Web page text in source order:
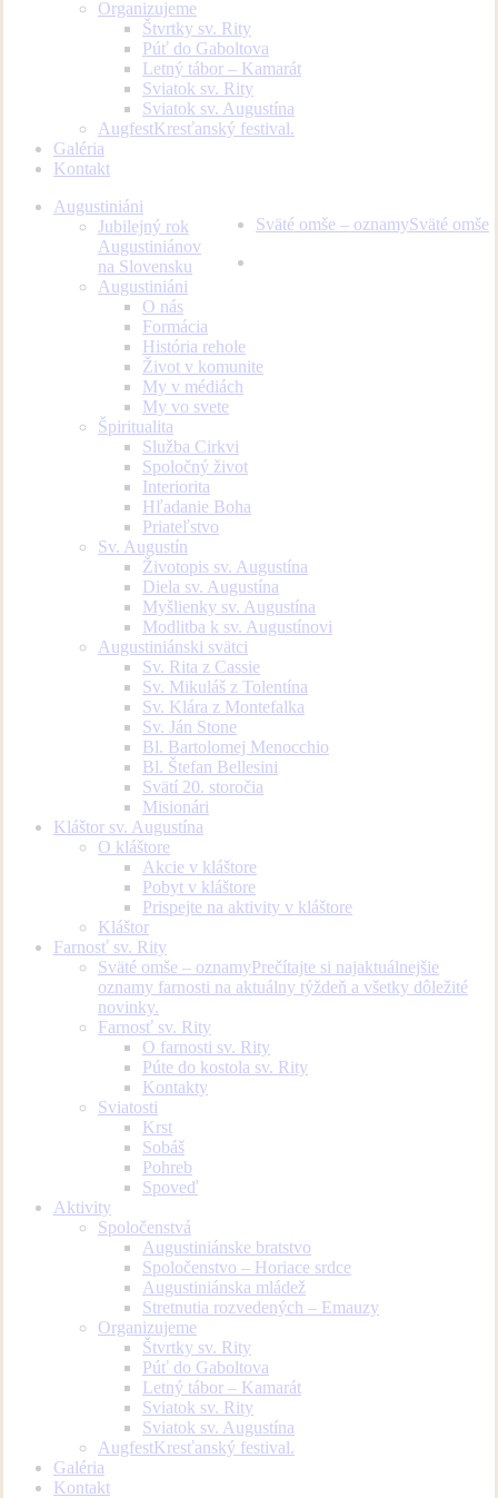
Organizujeme
Štvrtky sv. Rity
Púť do Gaboltova
Letný tábor – Kamarát
Sviatok sv. Rity
Sviatok sv. Augustína
AugfestKresťanský festival.
Galéria
Kontakt
Sväté omše – oznamySväté omše
Augustiniáni
Jubilejný rok
Augustiniánov
na Slovensku
Augustiniáni
O nás
Formácia
História rehole
Život v komunite
My v médiách
My vo svete
Špiritualita
Služba Cirkvi
Spoločný život
Interiorita
Hľadanie Boha
Priateľstvo
Sv. Augustín
Životopis sv. Augustína
Diela sv. Augustína
Myšlienky sv. Augustína
Modlitba k sv. Augustínovi
Augustiniánski svätci
Sv. Rita z Cassie
Sv. Mikuláš z Tolentína
Sv. Klára z Montefalka
Sv. Ján Stone
Bl. Bartolomej Menocchio
Bl. Štefan Bellesini
Svätí 20. storočia
Misionári
Kláštor sv. Augustína
O kláštore
Akcie v kláštore
Pobyt v kláštore
Prispejte na aktivity v kláštore
Kláštor
Farnosť sv. Rity
Sväté omše – oznamyPrečítajte si najaktuálnejšie
oznamy farnosti na aktuálny týždeň a všetky dôležité
novinky.
Farnosť sv. Rity
O farnosti sv. Rity
Púte do kostola sv. Rity
Kontakty
Sviatosti
Krst
Sobáš
Pohreb
Spoveď
Aktivity
Spoločenstvá
Augustiniánske bratstvo
Spoločenstvo – Horiace srdce
Augustiniánska mládež
Stretnutia rozvedených – Emauzy
Organizujeme
Štvrtky sv. Rity
Púť do Gaboltova
Letný tábor – Kamarát
Sviatok sv. Rity
Sviatok sv. Augustína
AugfestKresťanský festival.
Galéria
Kontakt